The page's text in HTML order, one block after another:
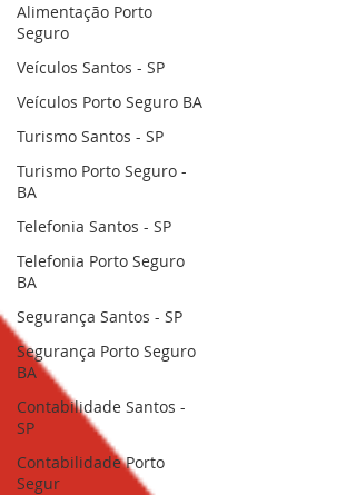
Alimentação Porto
Seguro
Veículos Santos - SP
Veículos Porto Seguro BA
Turismo Santos - SP
Turismo Porto Seguro -
BA
Telefonia Santos - SP
Telefonia Porto Seguro
BA
Segurança Santos - SP
Segurança Porto Seguro
BA
Contabilidade Santos -
SP
Contabilidade Porto
Segur